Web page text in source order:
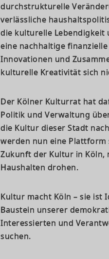
durchstrukturelle
verlässliche
die kulturelle Lebendigkeit
eine nachhaltige
Innovationen und
kulturelle Kreativität sich
Der Kölner Kulturrat hat
Politik und Verwaltung
die Kultur dieser Stadt
werden nun eine
Zukunft der Kultur in Köln,
Haushalten drohen.
Kultur macht Köln – sie
Baustein unserer
Interessierten und
suchen.